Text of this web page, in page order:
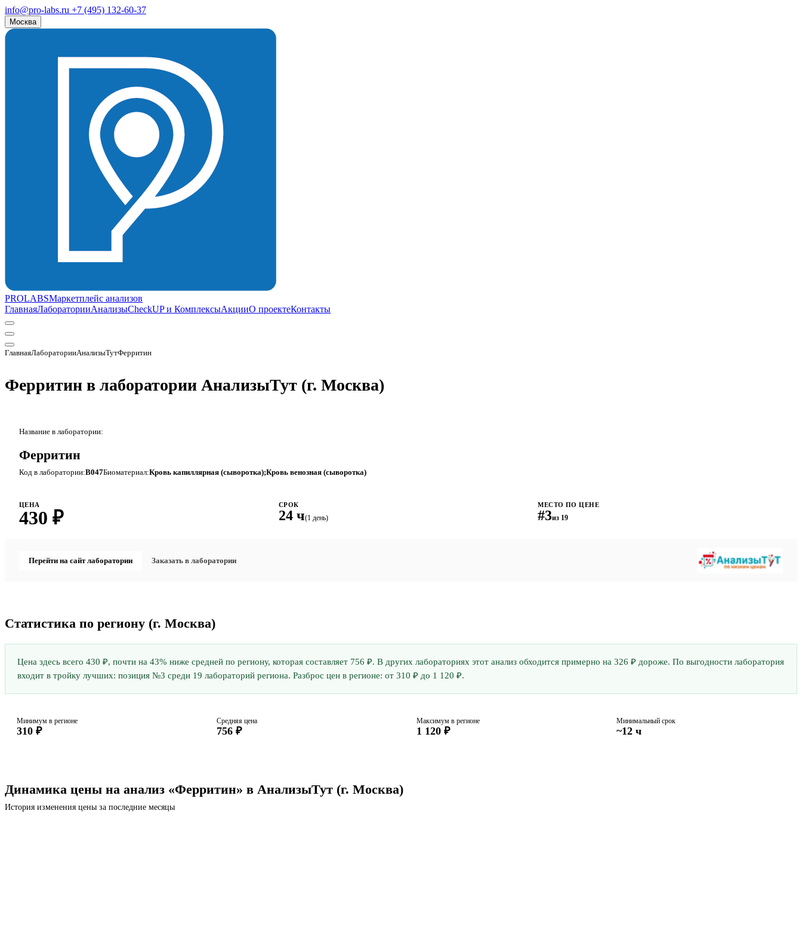
info@pro-labs.ru +7 (495) 132-60-37
Москва
PROLABSМаркетплейс анализов
ГлавнаяЛабораторииАнализыCheckUP и КомплексыАкцииО проектеКонтакты
ГлавнаяЛабораторииАнализыТутФерритин
Ферритин в лаборатории АнализыТут (г. Москва)
Название в лаборатории:
Ферритин
Код в лаборатории:B047Биоматериал:Кровь капиллярная (сыворотка);Кровь венозная (сыворотка)
ЦЕНА
430 ₽
СРОК
24 ч(1 день)
МЕСТО ПО ЦЕНЕ
#3из 19
Перейти на сайт лаборатории Заказать в лаборатории
Статистика по региону (г. Москва)
Цена здесь всего 430 ₽, почти на 43% ниже средней по региону, которая составляет 756 ₽. В других лабораториях этот анализ обходится примерно на 326 ₽ дороже. По выгодности лаборатория
входит в тройку лучших: позиция №3 среди 19 лабораторий региона. Разброс цен в регионе: от 310 ₽ до 1 120 ₽.
Минимум в регионе
310 ₽
Средняя цена
756 ₽
Максимум в регионе
1 120 ₽
Минимальный срок
~12 ч
Динамика цены на анализ «Ферритин» в АнализыТут (г. Москва)
История изменения цены за последние месяцы